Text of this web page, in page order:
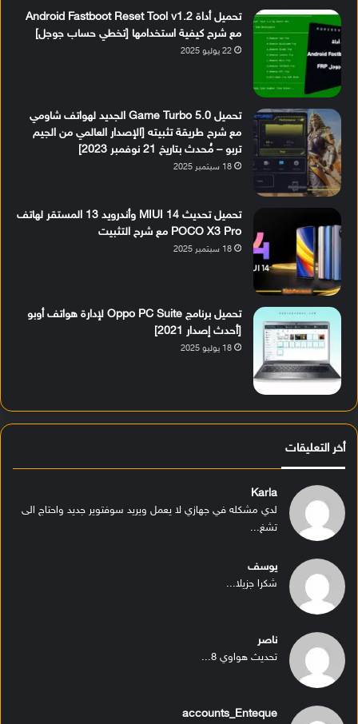
تحميل أداة Android Fastboot Reset Tool v1.2
مع شرح كيفية استخدامها [تخطي حساب جوجل]
22 يوليو 2025
تحميل Game Turbo 5.0 الجديد لهواتف شاومي
مع شرح طريقة تثبيته [الإصدار العالمي من الجيم
تربو – مُحدث بتاريخ 21 نوفمبر 2023]
18 سبتمبر 2025
تحميل تحديث MIUI 14 وأندرويد 13 المستقر لهاتف
POCO X3 Pro مع شرح التثبيت
18 سبتمبر 2025
تحميل برنامج Oppo PC Suite لإدارة هواتف أوبو
[أحدث إصدار 2021]
18 يوليو 2025
أخر التعليقات
Karla
لدي مشكله في جهازي لا يعمل ويريد سوفتوير جديد واحتاج الى
تشغ...
يوسف
شكرا جزيلا...
ناصر
تحديث هواوي 8...
accounts_Enteque